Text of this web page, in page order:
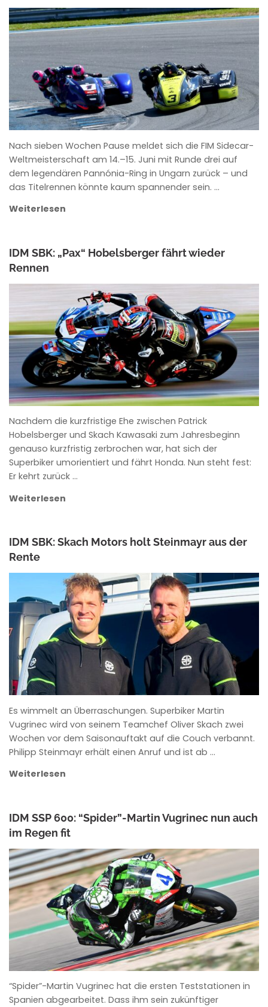
ROWENA HINZMANN
Nach sieben Wochen Pause meldet sich die FIM Sidecar-
Weltmeisterschaft am 14.–15. Juni mit Runde drei auf
dem legendären Pannónia-Ring in Ungarn zurück – und
das Titelrennen könnte kaum spannender sein. …
Weiterlesen
IDM SBK: „Pax“ Hobelsberger fährt wieder
Rennen
ANKE WIECZOREK
Nachdem die kurzfristige Ehe zwischen Patrick
Hobelsberger und Skach Kawasaki zum Jahresbeginn
genauso kurzfristig zerbrochen war, hat sich der
Superbiker umorientiert und fährt Honda. Nun steht fest:
Er kehrt zurück …
Weiterlesen
IDM SBK: Skach Motors holt Steinmayr aus der
Rente
ANKE WIECZOREK
Es wimmelt an Überraschungen. Superbiker Martin
Vugrinec wird von seinem Teamchef Oliver Skach zwei
Wochen vor dem Saisonauftakt auf die Couch verbannt.
Philipp Steinmayr erhält einen Anruf und ist ab …
Weiterlesen
IDM SSP 600: “Spider”-Martin Vugrinec nun auch
im Regen fit
ANKE WIECZOREK
“Spider”-Martin Vugrinec hat die ersten Teststationen in
Spanien abgearbeitet. Dass ihm sein zukünftiger